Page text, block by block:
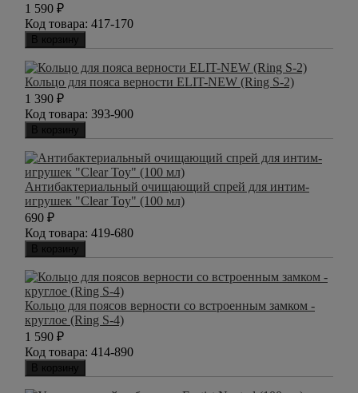
1 590 ₽
Код товара: 417-170
В корзину
Кольцо для пояса верности ELIT-NEW (Ring S-2)
1 390 ₽
Код товара: 393-900
В корзину
Антибактериальный очищающий спрей для интим-
игрушек "Clear Toy" (100 мл)
690 ₽
Код товара: 419-680
В корзину
Кольцо для поясов верности со встроенным замком -
круглое (Ring S-4)
1 590 ₽
Код товара: 414-890
В корзину